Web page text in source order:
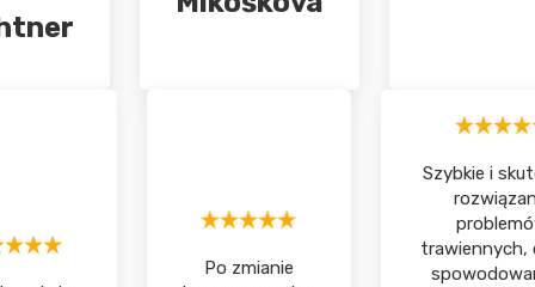
Po zmianie
Szybkie i
trawiennych,